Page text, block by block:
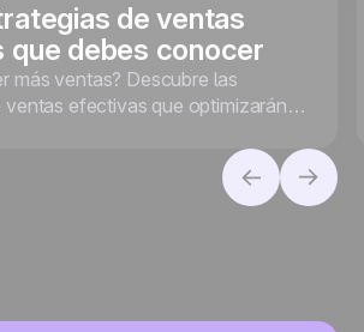
de ventas
que debes conocer
más ventas? Descubre las
ventas efectivas que optimizarán